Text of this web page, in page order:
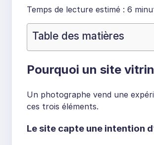
Temps de lecture estimé : 6
Table des matières
Pourquoi un site
Un photographe vend une
ces trois éléments.
Le site capte une intention